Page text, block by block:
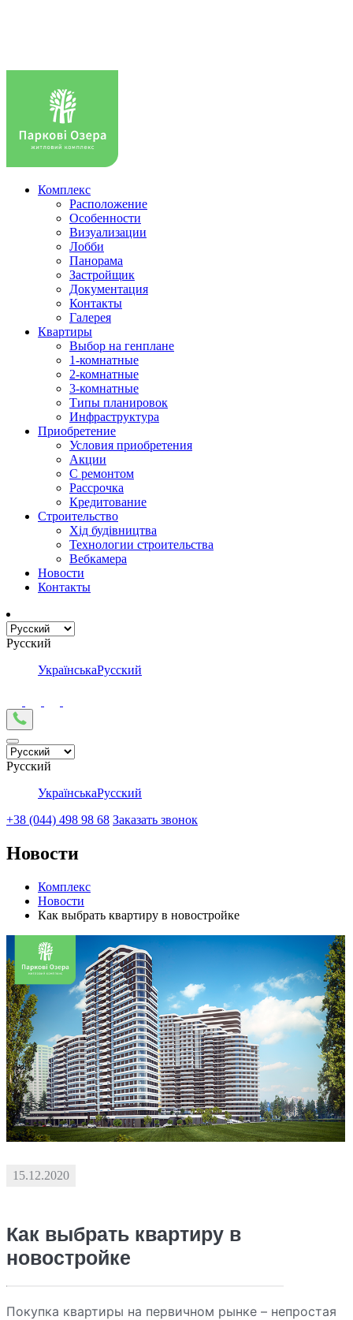
Комплекс
Расположение
Особенности
Визуализации
Лобби
Панорама
Застройщик
Документация
Контакты
Галерея
Квартиры
Выбор на генплане
1-комнатные
2-комнатные
3-комнатные
Типы планировок
Инфраструктура
Приобретение
Условия приобретения
Акции
С ремонтом
Рассрочка
Кредитование
Строительство
Хід будівництва
Технологии строительства
Вебкамера
Новости
Контакты
Русский
УкраїнськаРусский
Русский
УкраїнськаРусский
+38 (044) 498 98 68 Заказать звонок
Новости
Комплекс
Новости
Как выбрать квартиру в новостройке
15.12.2020
Как выбрать квартиру в
новостройке
Покупка квартиры на первичном рынке – непростая